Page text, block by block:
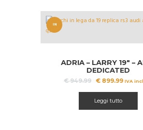
IN
ADRIA – LARRY 19″ –
DEDICATED
€949.99 Il
era:
€ 949.99.
€ 899.99Il
€
IVA
Leggi tutto